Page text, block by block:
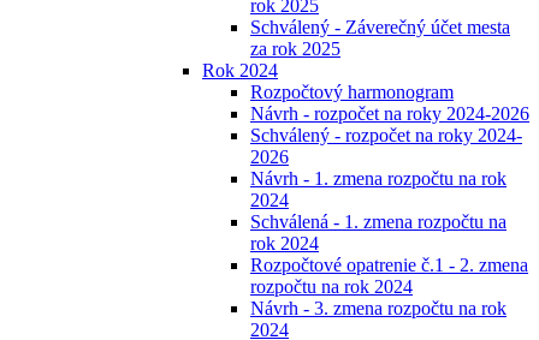
rok 2025
Schválený - Záverečný účet mesta
za rok 2025
Rok 2024
Rozpočtový harmonogram
Návrh - rozpočet na roky 2024-2026
Schválený - rozpočet na roky 2024-
2026
Návrh - 1. zmena rozpočtu na rok
2024
Schválená - 1. zmena rozpočtu na
rok 2024
Rozpočtové opatrenie č.1 - 2. zmena
rozpočtu na rok 2024
Návrh - 3. zmena rozpočtu na rok
2024